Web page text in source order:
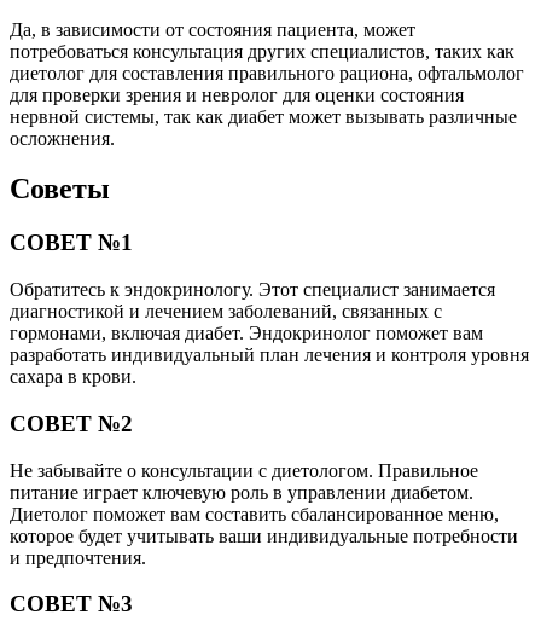
Да, в зависимости от состояния пациента, может
потребоваться консультация других специалистов, таких как
диетолог для составления правильного рациона, офтальмолог
для проверки зрения и невролог для оценки состояния
нервной системы, так как диабет может вызывать различные
осложнения.
Советы
СОВЕТ №1
Обратитесь к эндокринологу. Этот специалист занимается
диагностикой и лечением заболеваний, связанных с
гормонами, включая диабет. Эндокринолог поможет вам
разработать индивидуальный план лечения и контроля уровня
сахара в крови.
СОВЕТ №2
Не забывайте о консультации с диетологом. Правильное
питание играет ключевую роль в управлении диабетом.
Диетолог поможет вам составить сбалансированное меню,
которое будет учитывать ваши индивидуальные потребности
и предпочтения.
СОВЕТ №3